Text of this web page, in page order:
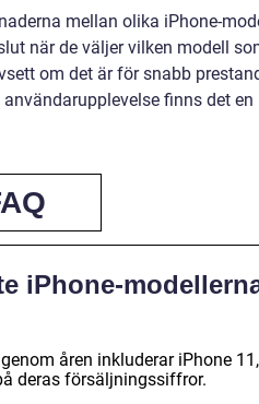
mellan olika iPhone-
när de väljer vilken modell
om det är för snabb
finns det en
iPhone-
åren inkluderar iPhone 11,
deras försäljningssiffror.